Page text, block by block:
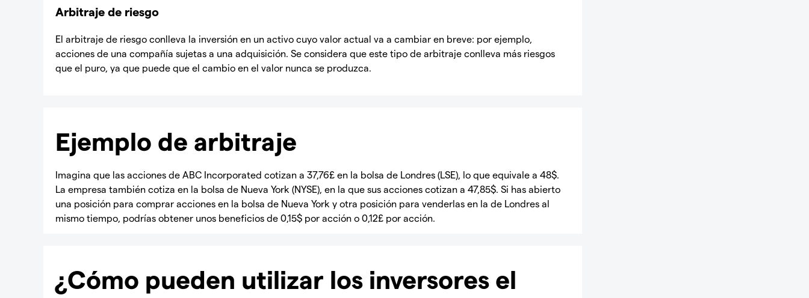
Arbitraje de riesgo
El arbitraje de riesgo conlleva la inversión en un activo cuyo valor actual va a cambiar en breve: por ejemplo,
acciones de una compañía sujetas a una adquisición. Se considera que este tipo de arbitraje conlleva más riesgos
que el puro, ya que puede que el cambio en el valor nunca se produzca.
Ejemplo de arbitraje
Imagina que las acciones de ABC Incorporated cotizan a 37,76£ en la bolsa de Londres (LSE), lo que equivale a 48$.
La empresa también cotiza en la bolsa de Nueva York (NYSE), en la que sus acciones cotizan a 47,85$. Si has abierto
una posición para comprar acciones en la bolsa de Nueva York y otra posición para venderlas en la de Londres al
mismo tiempo, podrías obtener unos beneficios de 0,15$ por acción o 0,12£ por acción.
¿Cómo pueden utilizar los inversores el